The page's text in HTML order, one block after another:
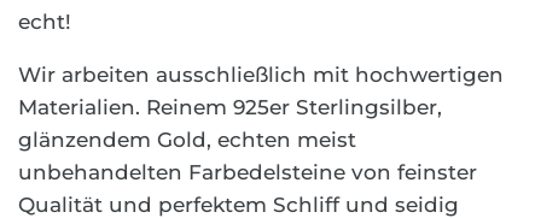
echt!
Wir arbeiten ausschließlich mit hochwertigen
Materialien. Reinem 925er Sterlingsilber,
glänzendem Gold, echten meist
unbehandelten Farbedelsteine von feinster
Qualität und perfektem Schliff und seidig